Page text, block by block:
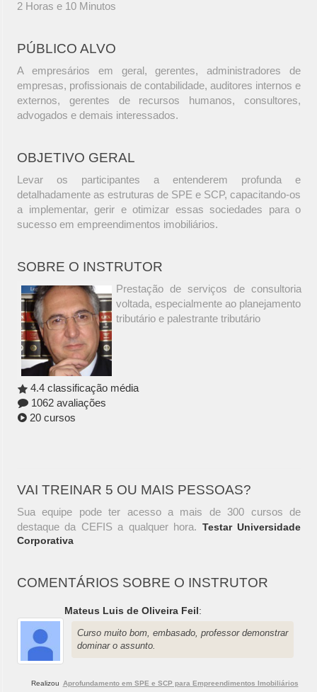
2 Horas e 10 Minutos
PÚBLICO ALVO
A empresários em geral, gerentes, administradores de
empresas, profissionais de contabilidade, auditores internos e
externos, gerentes de recursos humanos, consultores,
advogados e demais interessados.
OBJETIVO GERAL
Levar os participantes a entenderem profunda e
detalhadamente as estruturas de SPE e SCP, capacitando-os
a implementar, gerir e otimizar essas sociedades para o
sucesso em empreendimentos imobiliários.
SOBRE O INSTRUTOR
Prestação de serviços de consultoria
voltada, especialmente ao planejamento
tributário e palestrante tributário
4.4 classificação média
1062 avaliações
20 cursos
VAI TREINAR 5 OU MAIS PESSOAS?
Sua equipe pode ter acesso a mais de 300 cursos de
destaque da CEFIS a qualquer hora. Testar Universidade
Corporativa
COMENTÁRIOS SOBRE O INSTRUTOR
Mateus Luis de Oliveira Feil:
Curso muito bom, embasado, professor demonstrar
dominar o assunto.
Realizou Aprofundamento em SPE e SCP para Empreendimentos Imobiliários